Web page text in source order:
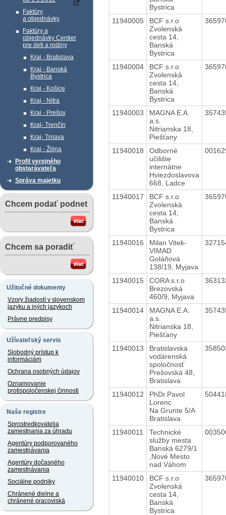
Faktúry
a objednávky
Faktúry a
objednávky Centier
pre deti a rodiny
Kraj - Bratislava
Kraj - Banská
Bystrica
Kraj - Košice
Kraj - Nitra
Kraj - Prešov
Kraj- Trenčín
Kraj- Trnava
Kraj - Žilina
Profil verejného
obstarávateľa
Správa majetku
Chcem podať podnet
Chcem sa poradiť
Užitočné dokumenty
Vzory žiadostí v slovenskom
jazyku a iných jazykoch
Právne predpisy
Užívateľský servis
Slobodný prístup k
informáciám
Ochrana osobných údajov
Oznamovanie
protispoločenskej činnosti
Naše registre
Sprostredkovatelia
zamestnania za úhradu
Agentúry podporovaného
zamestnávania
Agentúry dočasného
zamestnávania
Sociálne podniky
Chránené dielne a
chránené pracoviská
Bystrica
11940005
BCF s.r.o
Zvolenská
cesta 14,
Banská
Bystrica
11940004
BCF s.r.o
Zvolenská
cesta 14,
Banská
Bystrica
11940003
MAGNA E.A.
a.s.
Nitrianska 18,
Piešťany
11940018
Odborné
učilište
internátne
Hviezdoslavova
668, Ladce
11940017
BCF s.r.o
Zvolenská
cesta 14,
Banská
Bystrica
11940016
Milan Vitek-
VIMAD
Goláňová
138/19, Myjava
11940015
CORA s.r.o
Brezovská
460/9, Myjava
11940014
MAGNA E.A.
a.s.
Nitrianska 18,
Piešťany
11940013
Bratislavská
vodárenská
spoločnosť
Prešovská 48,
Bratislava
11940012
PhDr.Pavol
Lorenc
Na Grunte 5/A
Bratislava
11940011
Technické
služby mesta
Banská 6279/1
,Nové Mesto
nad Váhom
11940010
BCF s.r.o
Zvolenská
cesta 14,
Banská
Bystrica